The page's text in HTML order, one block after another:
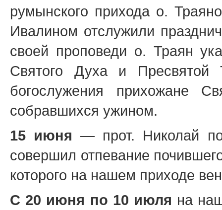
румынского прихода о.
Ивалином отслужили
своей проповеди о. Траян
Святого Духа и Пресвятой
богослужения прихожане
собравшихся ужином.
15 июня — прот. Николай
совершил отпевание
которого на нашем приходе
С 20 июня по 10 июля на